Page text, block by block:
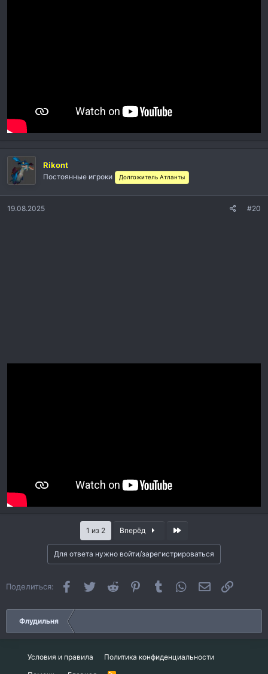
Rikont
Постоянные игроки Долгожитель Атланты
19.08.2025 #20
1 из 2 Вперёд Последняя
Для ответа нужно войти/зарегистрироваться
Поделиться: FacebookTwitter Reddit PinterestTumblr WhatsAppЭлектронная
Флудильня
Условия и правила
Политика конфиденциальности